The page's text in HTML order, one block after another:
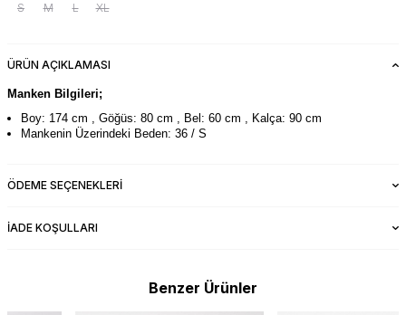
S M L XL
ÜRÜN AÇIKLAMASI
Manken Bilgileri;
Boy: 174 cm , Göğüs: 80 cm , Bel: 60 cm , Kalça: 90 cm
Mankenin Üzerindeki Beden: 36 / S
ÖDEME SEÇENEKLERI
İADE KOŞULLARI
Benzer Ürünler